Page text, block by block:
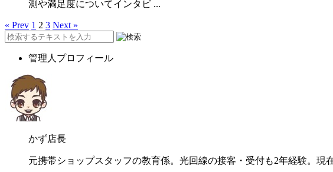
測や満足度についてインタビ ...
« Prev 1 2 3 Next »
管理人プロフィール
かず店長
元携帯ショップスタッフの教育係。光回線の接客・受付も2年経験。現